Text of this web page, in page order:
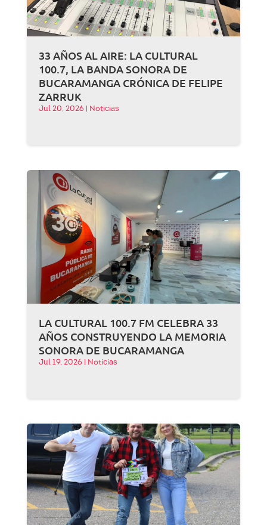
33 AÑOS AL AIRE: LA CULTURAL
100.7, LA BANDA SONORA DE
BUCARAMANGA CRÓNICA DE FELIPE
ZARRUK
Jul 20, 2026 Noticias
LA CULTURAL 100.7 FM CELEBRA 33
AÑOS CONSTRUYENDO LA MEMORIA
SONORA DE BUCARAMANGA
Jul 19, 2026 Noticias